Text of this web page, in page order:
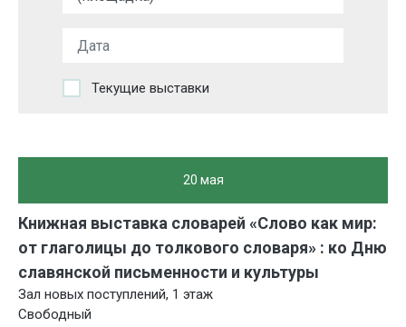
Текущие выставки
20 мая
Книжная выставка словарей «Слово как мир:
от глаголицы до толкового словаря» : ко Дню
славянской письменности и культуры
Зал новых поступлений, 1 этаж
Свободный